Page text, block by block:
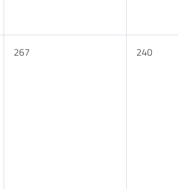
267 240